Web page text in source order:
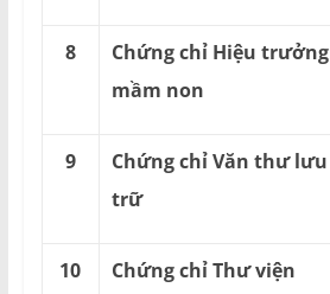
8
Chứng chỉ Hiệu trưởng
mầm non
9
Chứng chỉ Văn thư lưu
trữ
10
Chứng chỉ Thư viện